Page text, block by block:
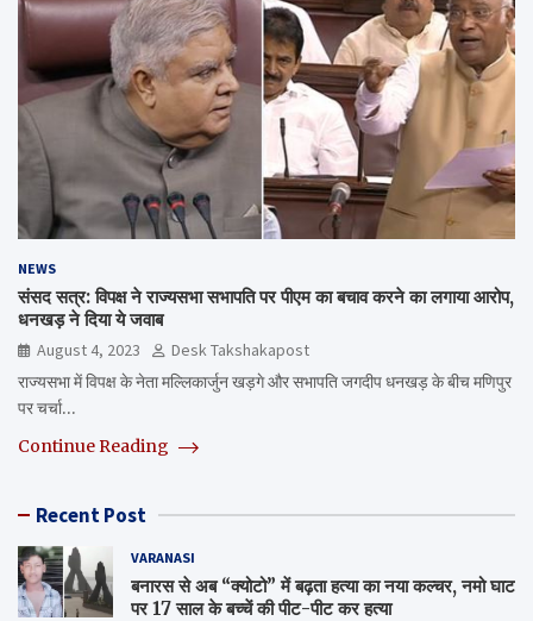
NEWS
संसद सत्र: विपक्ष ने राज्यसभा सभापति पर पीएम का बचाव करने का लगाया आरोप,
धनखड़ ने दिया ये जवाब
August 4, 2023
Desk Takshakapost
राज्यसभा में विपक्ष के नेता मल्लिकार्जुन खड़गे और सभापति जगदीप धनखड़ के बीच मणिपुर
पर चर्चा…
Continue Reading
Recent Post
VARANASI
बनारस से अब “क्योटो” में बढ़ता हत्या का नया कल्चर, नमो घाट
पर 17 साल के बच्चें की पीट-पीट कर हत्या